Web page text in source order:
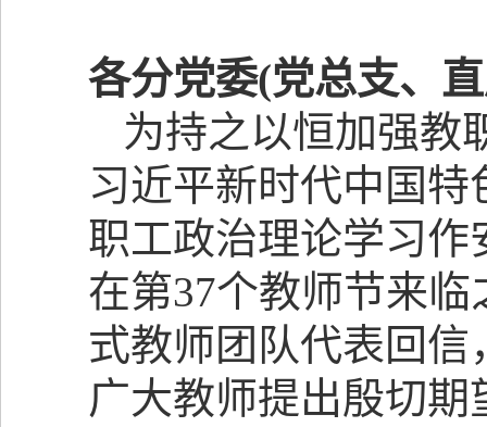
各分党委(党总支、
为持之以恒加强教
习近平新时代中国
职工政治理论学习
在第37个教师节来临
式教师团队代表回
广大教师提出殷切